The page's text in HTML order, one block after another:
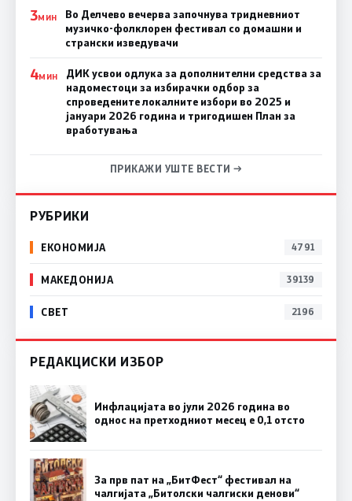
3МИН
Во Делчево вечерва започнува тридневниот
музичко-фолклорен фестивал со домашни и
странски изведувачи
4МИН
ДИК усвои одлука за дополнителни средства за
надоместоци за избирачки одбор за
спроведените локалните избори во 2025 и
јануари 2026 година и тригодишен План за
вработувања
ПРИКАЖИ УШТЕ ВЕСТИ →
РУБРИКИ
ЕКОНОМИЈА 4791
МАКЕДОНИЈА 39139
СВЕТ 2196
РЕДАКЦИСКИ ИЗБОР
Инфлацијата во јули 2026 година во
однос на претходниот месец е 0,1 отсто
За прв пат на „БитФест“ фестивал на
чалгијата „Битолски чалгиски денови“